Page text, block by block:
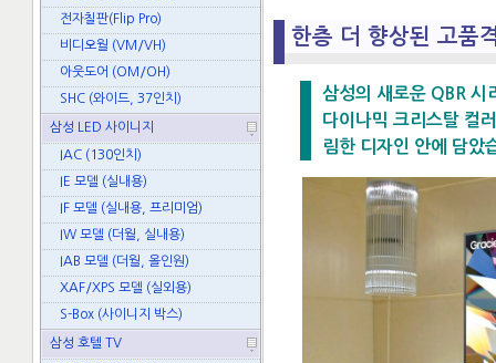
전자칠판(Flip Pro)
비디오월 (VM/VH)
아웃도어 (OM/OH)
SHC (와이드, 37인치)
삼성 LED 사이니지
IAC (130인치)
IE 모델 (실내용)
IF 모델 (실내용, 프리미엄)
IW 모델 (더월, 실내용)
IAB 모델 (더월, 올인원)
XAF/XPS 모델 (실외용)
S-Box (사이니지 박스)
삼성 호텔 TV
한층 더 향상된 고품
삼성의 새로운 QBR 시
다이나믹 크리스탈 컬
림한 디자인 안에 담았